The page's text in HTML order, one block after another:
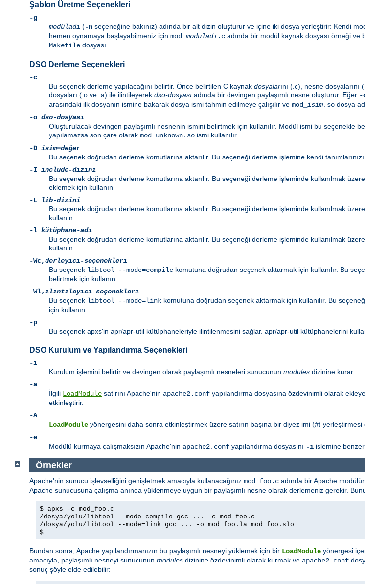
Şablon Üretme Seçenekleri
-g
modüladı (-n seçeneğine bakınız) adında bir alt dizin oluşturur ve içine iki dosya yerleştirir: Kendi
hemen oynamaya başlayabilmeniz için mod_ modüladı .c adında bir modül kaynak dosyası örneği ve
Makefile dosyası.
DSO Derleme Seçenekleri
-c
Bu seçenek derleme yapılacağını belirtir. Önce belirtilen C kaynak dosyalarını (.c), nesne
dosyaları (.o ve .a) ile ilintileyerek dso-dosyası adında bir devingen paylaşımlı nesne oluşturur. Eğer -
arasındaki ilk dosyanın ismine bakarak dosya ismi tahmin edilmeye çalışılır ve mod_ isim.so dosya
-o dso-dosyası
Oluşturulacak devingen paylaşımlı nesnenin ismini belirtmek için kullanılır. Modül ismi bu seçenekle
yapılamazsa son çare olarak mod_unknown.so ismi kullanılır.
-D isim=değer
Bu seçenek doğrudan derleme komutlarına aktarılır. Bu seçeneği derleme işlemine kendi
-I include-dizini
Bu seçenek doğrudan derleme komutlarına aktarılır. Bu seçeneği derleme işleminde kullanılmak
eklemek için kullanın.
-L
lib-dizini
Bu seçenek doğrudan derleme komutlarına aktarılır. Bu seçeneği derleme işleminde kullanılmak
kullanın.
-l kütüphane-adı
Bu seçenek doğrudan derleme komutlarına aktarılır. Bu seçeneği derleme işleminde kullanılmak
kullanın.
-Wc,derleyici-seçenekleri
Bu seçenek libtool --mode=compile komutuna doğrudan seçenek aktarmak için kullanılır. Bu
belirtmek için kullanın.
-Wl,ilintileyici-seçenekleri
Bu seçenek libtool --mode=link komutuna doğrudan seçenek aktarmak için kullanılır. Bu
için kullanın.
-p
Bu seçenek apxs'in apr/apr-util kütüphaneleriyle ilintilenmesini sağlar. apr/apr-util kütüphanelerini
DSO Kurulum ve Yapılandırma Seçenekleri
-i
Kurulum işlemini belirtir ve devingen olarak paylaşımlı nesneleri sunucunun modules dizinine kurar.
-a
İlgili LoadModule satırını Apache'nin apache2.conf yapılandırma dosyasına özdevinimli olarak
etkinleştirir.
-A
LoadModule yönergesini daha sonra etkinleştirmek üzere satırın başına bir diyez imi (#) yerleştirmesi
-e
Modülü kurmaya çalışmaksızın Apache'nin apache2.conf yapılandırma dosyasını -i işlemine
Örnekler
Apache'nin sunucu işlevselliğini genişletmek amacıyla kullanacağınız mod_foo.c adında bir Apache
Apache sunucusuna çalışma anında yüklenmeye uygun bir paylaşımlı nesne olarak derlemeniz gerekir.
$ apxs -c mod_foo.c
/dosya/yolu/libtool --mode=compile gcc ... -c mod_foo.c
/dosya/yolu/libtool --mode=link gcc ... -o mod_foo.la mod_foo.slo
$ _
Bundan sonra, Apache yapılandırmanızın bu paylaşımlı nesneyi yüklemek için bir LoadModule yönergesi
amacıyla, paylaşımlı nesneyi sunucunun modules dizinine özdevinimli olarak kurmak ve apache2.conf
sonuç şöyle elde edilebilir: